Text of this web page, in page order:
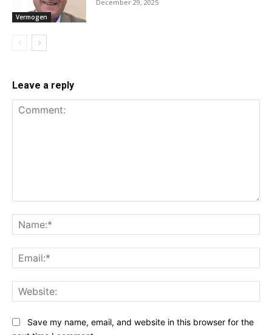
Vermogen
December 29, 2025
Leave a reply
Save my name, email, and website in this browser for the